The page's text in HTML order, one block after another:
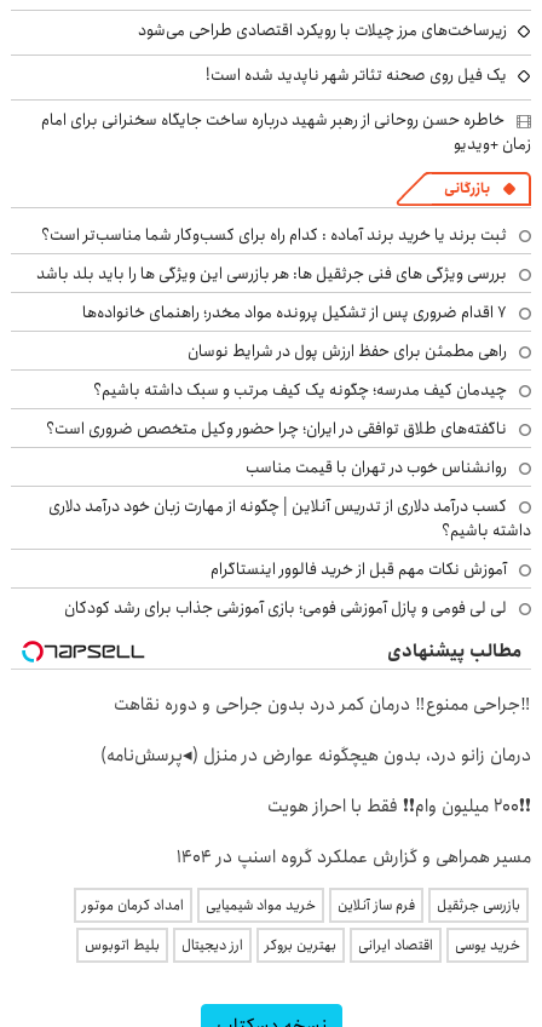
زیرساخت‌های مرز چیلات با رویکرد اقتصادی طراحی می‌شود
یک فیل روی صحنه تئاتر شهر ناپدید شده است!
خاطره حسن روحانی از رهبر شهید درباره ساخت جایگاه سخنرانی برای امام
زمان +ویدیو
بازرگانی
ثبت برند یا خرید برند آماده : کدام راه برای کسب‌وکار شما مناسب‌تر است؟
بررسی ویژگی های فنی جرثقیل ها: هر بازرسی این ویژگی ها را باید بلد باشد
۷ اقدام ضروری پس از تشکیل پرونده مواد مخدر؛ راهنمای خانواده‌ها
راهی مطمئن برای حفظ ارزش پول در شرایط نوسان
چیدمان کیف مدرسه؛ چگونه یک کیف مرتب و سبک داشته باشیم؟
ناگفته‌های طلاق توافقی در ایران؛ چرا حضور وکیل متخصص ضروری است؟
روانشناس خوب در تهران با قیمت مناسب
کسب درآمد دلاری از تدریس آنلاین | چگونه از مهارت زبان خود درآمد دلاری
داشته باشیم؟
آموزش نکات مهم قبل از خرید فالوور اینستاگرام
لی لی فومی و پازل آموزشی فومی؛ بازی آموزشی جذاب برای رشد کودکان
مطالب پیشنهادی
‼️جراحی ممنوع‼️ درمان کمر درد بدون جراحی و دوره نقاهت
درمان زانو درد، بدون هیچگونه عوارض در منزل (◂پرسش‌نامه)
❗❗200 میلیون وام❗❗ فقط با احراز هویت
مسیر همراهی و گزارش عملکرد گروه اسنپ در ۱۴۰۴
بازرسی جرثقیل فرم ساز آنلاین خرید مواد شیمیایی
امداد کرمان موتور
خرید یوسی
اقتصاد ایرانی بهترین بروکر ارز دیجیتال بلیط اتوبوس